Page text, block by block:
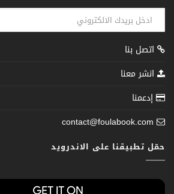
اتصل بنا
انشر معنا
إدعمنا
contact@foulabook.com
حمّل تطبيقنا على الاندرويد